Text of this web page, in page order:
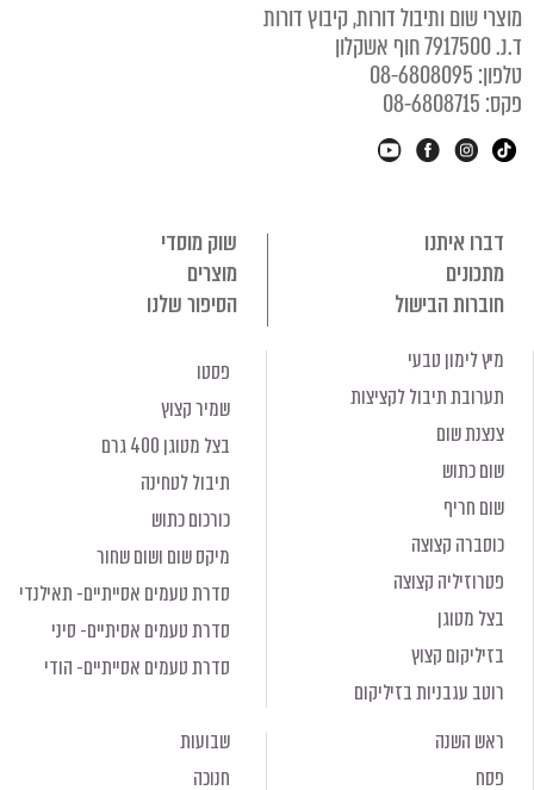
מוצרי שום ותיבול דורות, קיבוץ דורות
ד.נ. 7917500 חוף אשקלון
טלפון: 08-6808095
פקס: 08-6808715
דברו איתנו
שוק מוסדי
מתכונים
מוצרים
חוברות הבישול
הסיפור שלנו
מיץ לימון טבעי
תערובת תיבול לקציצות
צנצנת שום
שום כתוש
שום חריף
כוסברה קצוצה
פטרוזיליה קצוצה
בצל מטוגן
בזיליקום קצוץ
רוטב עגבניות בזיליקום
פסטו
שמיר קצוץ
בצל מטוגן 400 גרם
תיבול לטחינה
כורכום כתוש
מיקס שום ושום שחור
סדרת טעמים אסייתיים- תאילנדי
סדרת טעמים אסיתיים- סיני
סדרת טעמים אסייתיים- הודי
ראש השנה
פסח
שבועות
חנוכה